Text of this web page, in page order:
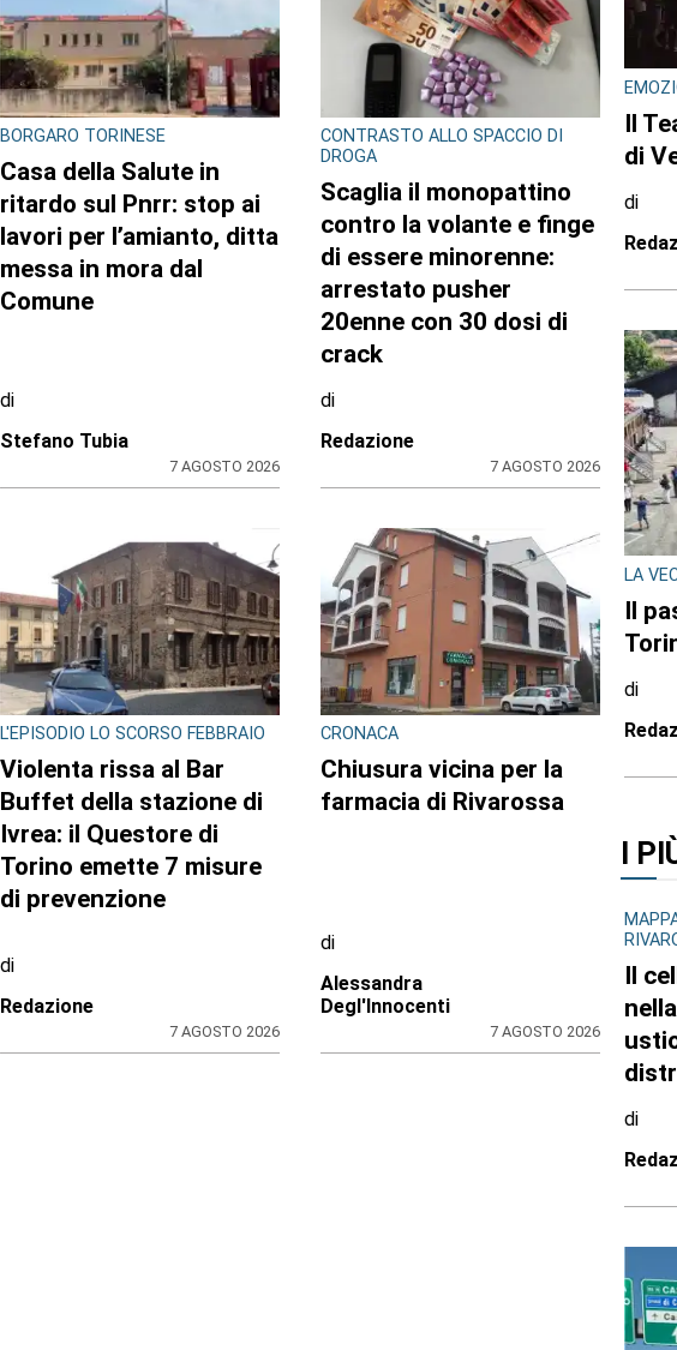
CONTRASTO ALLO SPACCIO DI
Scaglia il monopattino
contro la volante e finge
di essere minorenne:
crack
di
MAXI SEQUESTRO DI
STUPEFACENTE
Nelle camere da letto un
market della droga: 33
chili di hashish sotto il
letto e nel frigo.
Arrestato 24enne
di
Casa della Salute in
ritardo sul Pnrr: stop ai
lavori per l’amianto, ditta
Comune
di essere minorenne:
arrestato pusher
20enne con 30 dosi di
Il
di
di
LA
Il
di
I
Il
di